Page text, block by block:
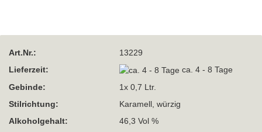
Art.Nr.:
13229
Lieferzeit:
ca. 4 - 8 Tage
Gebinde:
1x 0,7 Ltr.
Stilrichtung:
Karamell, würzig
Alkoholgehalt:
46,3 Vol %